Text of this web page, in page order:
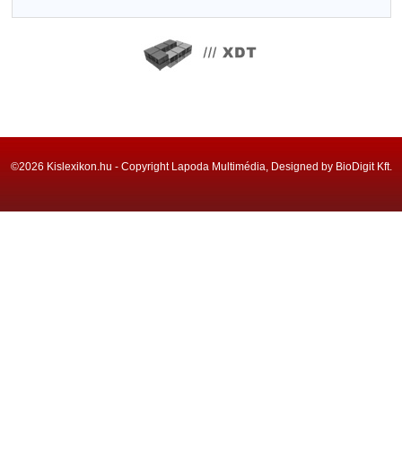
©2026 Kislexikon.hu - Copyright Lapoda Multimédia, Designed by BioDigit Kft.